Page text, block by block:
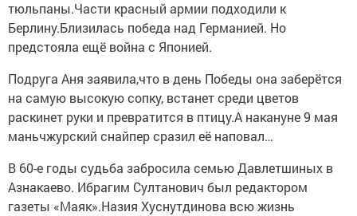
тюльпаны.Части красный армии подходили к
Берлину.Близилась победа над Германией. Но
предстояла ещё война с Японией.
Подруга Аня заявила,что в день Победы она заберётся
на самую высокую сопку, встанет среди цветов
раскинет руки и превратится в птицу.А накануне 9 мая
маньчжурский снайпер сразил её наповал…
В 60-е годы судьба забросила семью Давлетшиных в
Азнакаево. Ибрагим Султанович был редактором
газеты «Маяк».Назия Хуснутдинова всю жизнь